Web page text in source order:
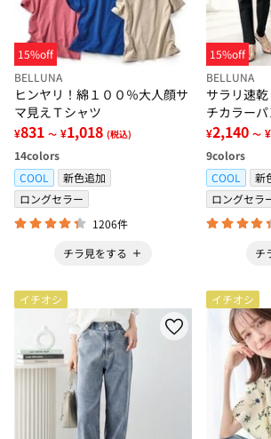
15%off
BELLUNA
ヒンヤリ！綿１００％大人顔サ
マ見えＴシャツ
¥831 ～ ¥1,018 (税込)
14colors
COOL
新色追加
ロングセラー
1206件
チラ見をする
15%off
BELLUNA
サラリ速
チカラー
¥2,140 ～ ¥
9colors
COOL
新
ロングセラ
チ
イチオシ イチオシ